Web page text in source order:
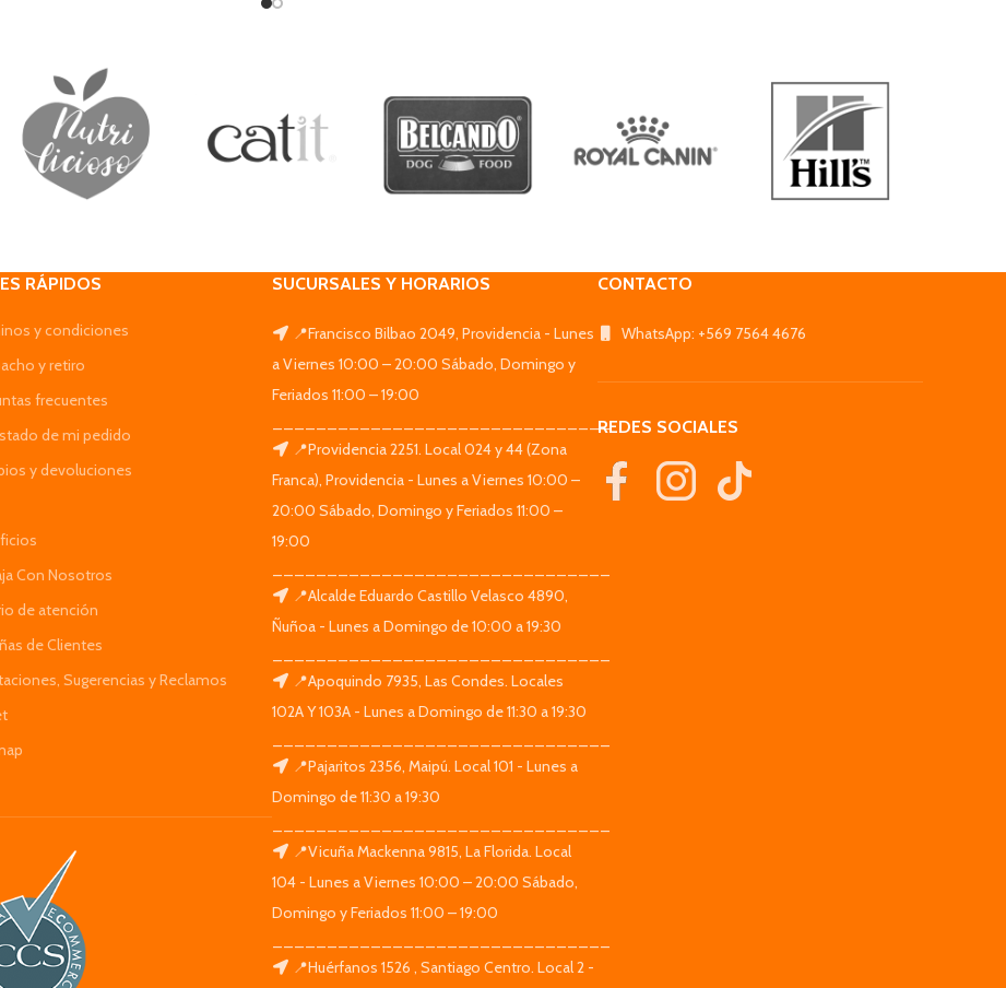
RÁPIDOS
y condiciones
y retiro
frecuentes
de mi pedido
y devoluciones
Con Nosotros
de atención
de Clientes
Sugerencias y Reclamos
SUCURSALES Y HORARIOS
📍Francisco Bilbao 2049, Providencia - Lunes
a Viernes 10:00 – 20:00 Sábado, Domingo y
Feriados 11:00 – 19:00
_______________________________
📍Providencia 2251. Local 024 y 44 (Zona
Franca), Providencia - Lunes a Viernes 10:00 –
20:00 Sábado, Domingo y Feriados 11:00 –
19:00
📍Alcalde Eduardo Castillo Velasco 4890,
Ñuñoa - Lunes a Domingo de 10:00 a 19:30
📍Apoquindo 7935, Las Condes. Locales
102A Y 103A - Lunes a Domingo de 11:30 a 19:30
📍Pajaritos 2356, Maipú. Local 101 - Lunes a
Domingo de 11:30 a 19:30
📍Vicuña Mackenna 9815, La Florida. Local
104 - Lunes a Viernes 10:00 – 20:00 Sábado,
Domingo y Feriados 11:00 – 19:00
📍Huérfanos 1526 , Santiago Centro. Local 2 -
CONTACTO
WhatsApp: +569 7564 4676
REDES SOCIALES